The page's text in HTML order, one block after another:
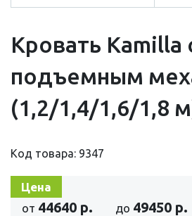
Кровать Kamilla
подъемным
(1,2/1,4/1,6/1,8
Код товара: 9347
Цена
от 44640 р. до 49450 р.